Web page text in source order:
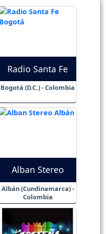
Radio Santa Fe
Bogotá (D.C.) - Colombia
Alban Stereo
Albán (Cundinamarca) -
Colombia